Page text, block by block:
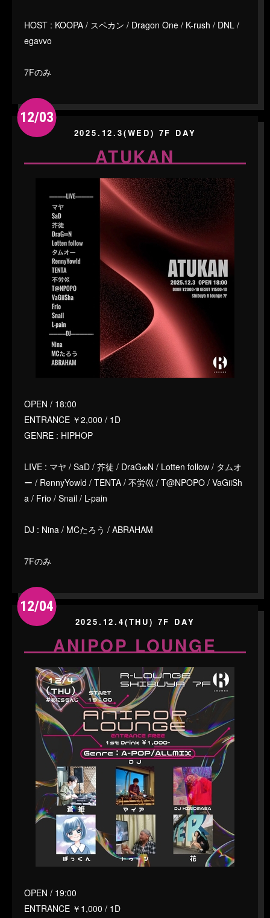
HOST : KOOPA / スペカン / Dragon One / K-rush / DNL /
egavvo
7Fのみ
12/03
2025.12.3(WED) 7F DAY
ATUKAN
OPEN / 18:00
ENTRANCE ￥2,000 / 1D
GENRE : HIPHOP
LIVE : マヤ / SaD / 芥徒 / DraG∞N / Lotten follow / タムオ
ー / RennyYowld / TENTA / 不労巛 / T@NPOPO / VaGiiSh
a / Frio / Snail / L-pain
DJ : Nina / MCたろう / ABRAHAM
7Fのみ
12/04
2025.12.4(THU) 7F DAY
ANIPOP LOUNGE
OPEN / 19:00
ENTRANCE ￥1,000 / 1D